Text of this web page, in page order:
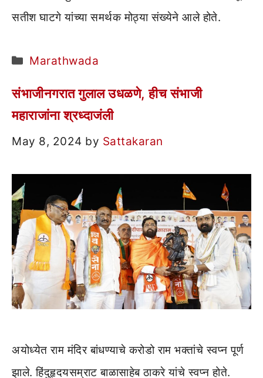
सतीश घाटगे यांच्या समर्थक मोठ्या संख्येने आले होते.
Categories
Marathwada
संभाजीनगरात गुलाल उधळणे, हीच संभाजी
महाराजांना श्रध्दाजंली
May 8, 2024 by Sattakaran
अयोध्येत राम मंदिर बांधण्याचे करोडो राम भक्तांचे स्वप्न पूर्ण
झाले. हिंदुहृदयसम्राट बाळासाहेब ठाकरे यांचे स्वप्न होते.